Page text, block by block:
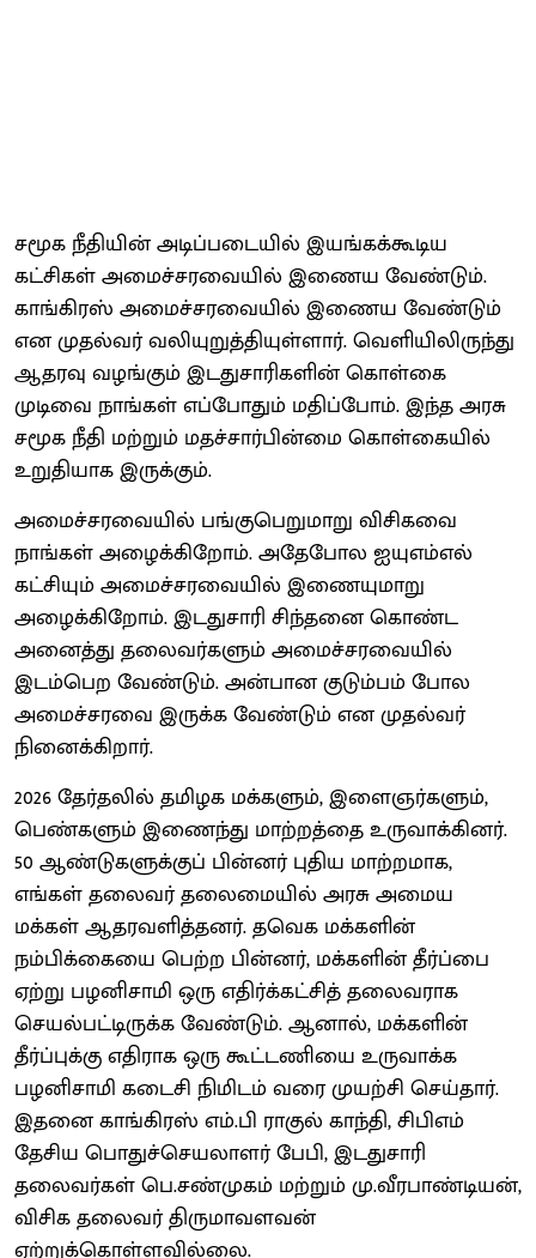
சமூக நீதியின் அடிப்படையில் இயங்கக்கூடிய
கட்சிகள் அமைச்சரவையில் இணைய வேண்டும்.
காங்கிரஸ் அமைச்சரவையில் இணைய வேண்டும்
என முதல்வர் வலியுறுத்தியுள்ளார். வெளியிலிருந்து
ஆதரவு வழங்கும் இடதுசாரிகளின் கொள்கை
முடிவை நாங்கள் எப்போதும் மதிப்போம். இந்த அரசு
சமூக நீதி மற்றும் மதச்சார்பின்மை கொள்கையில்
உறுதியாக இருக்கும்.
அமைச்சரவையில் பங்குபெறுமாறு விசிகவை
நாங்கள் அழைக்கிறோம். அதேபோல ஐயுஎம்எல்
கட்சியும் அமைச்சரவையில் இணையுமாறு
அழைக்கிறோம். இடதுசாரி சிந்தனை கொண்ட
அனைத்து தலைவர்களும் அமைச்சரவையில்
இடம்பெற வேண்டும். அன்பான குடும்பம் போல
அமைச்சரவை இருக்க வேண்டும் என முதல்வர்
நினைக்கிறார்.
2026 தேர்தலில் தமிழக மக்களும், இளைஞர்களும்,
பெண்களும் இணைந்து மாற்றத்தை உருவாக்கினர்.
50 ஆண்டுகளுக்குப் பின்னர் புதிய மாற்றமாக,
எங்கள் தலைவர் தலைமையில் அரசு அமைய
மக்கள் ஆதரவளித்தனர். தவெக மக்களின்
நம்பிக்கையை பெற்ற பின்னர், மக்களின் தீர்ப்பை
ஏற்று பழனிசாமி ஒரு எதிர்க்கட்சித் தலைவராக
செயல்பட்டிருக்க வேண்டும். ஆனால், மக்களின்
தீர்ப்புக்கு எதிராக ஒரு கூட்டணியை உருவாக்க
பழனிசாமி கடைசி நிமிடம் வரை முயற்சி செய்தார்.
இதனை காங்கிரஸ் எம்.பி ராகுல் காந்தி, சிபிஎம்
தேசிய பொதுச்செயலாளர் பேபி, இடதுசாரி
தலைவர்கள் பெ.சண்முகம் மற்றும் மு.வீரபாண்டியன்,
விசிக தலைவர் திருமாவளவன்
ஏற்றுக்கொள்ளவில்லை.